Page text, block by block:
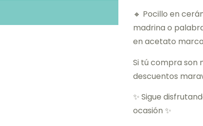
🔸 Pocillo en
madrina o
en acetato
Si tú compra son
descuentos
✨ Sigue
ocasión ✨